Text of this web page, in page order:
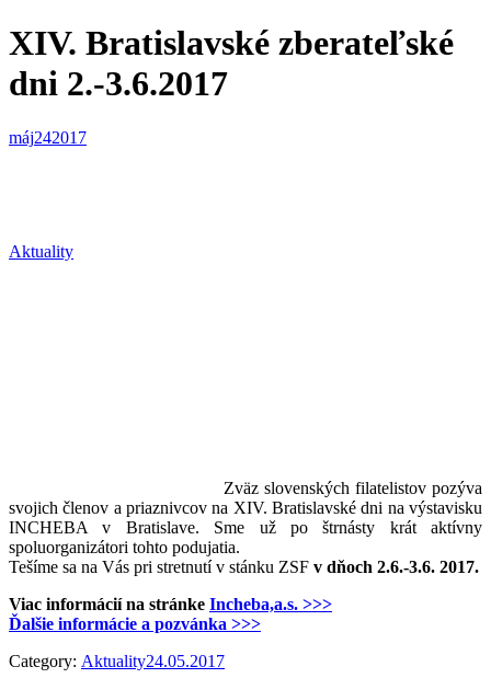
XIV. Bratislavské zberateľské
dni 2.-3.6.2017
máj242017
Aktuality
Zväz slovenských filatelistov pozýva
svojich členov a priaznivcov na XIV. Bratislavské dni na výstavisku
INCHEBA v Bratislave. Sme už po štrnásty krát aktívny
spoluorganizátori tohto podujatia.
Tešíme sa na Vás pri stretnutí v stánku ZSF v dňoch 2.6.-3.6. 2017.
Viac informácií na stránke Incheba,a.s. >>>
Ďalšie informácie a pozvánka >>>
Category: Aktuality24.05.2017